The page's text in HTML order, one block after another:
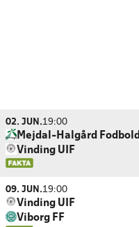
02. JUN.19:00
Mejdal-Halgård Fodbold
Vinding UIF
09. JUN.19:00
Vinding UIF
Viborg FF